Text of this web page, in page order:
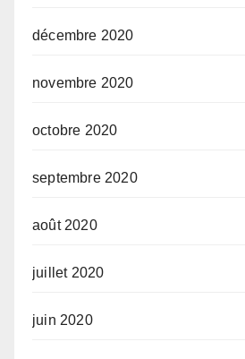
décembre 2020
novembre 2020
octobre 2020
septembre 2020
août 2020
juillet 2020
juin 2020